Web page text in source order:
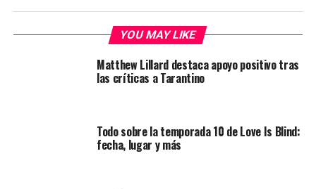
YOU MAY LIKE
Matthew Lillard destaca apoyo positivo tras
las críticas a Tarantino
Todo sobre la temporada 10 de Love Is Blind:
fecha, lugar y más